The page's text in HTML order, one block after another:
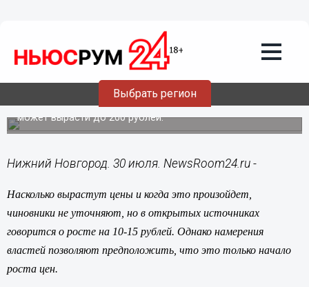
Выбрать регион
30.07.201511:16
Водка скоро опять подорожает
Уже с 15 сентября минимальная цена бутылки водки
может вырасти до 200 рублей.
Нижний Новгород. 30 июля. NewsRoom24.ru -
Насколько вырастут цены и когда это произойдет,
чиновники не уточняют, но в открытых источниках
говорится о росте на 10-15 рублей. Однако намерения
властей позволяют предположить, что это только начало
роста цен.